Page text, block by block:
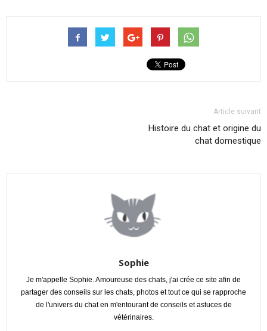
Article suivant
Histoire du chat et origine du
chat domestique
Sophie
Je m'appelle Sophie. Amoureuse des chats, j'ai crée ce site afin de
partager des conseils sur les chats, photos et tout ce qui se rapproche
de l'univers du chat en m'entourant de conseils et astuces de
vétérinaires.